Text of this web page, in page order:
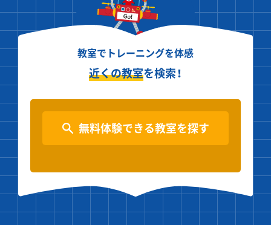
教室でトレーニングを体感
近くの教室を検索！
無料体験できる教室を探す